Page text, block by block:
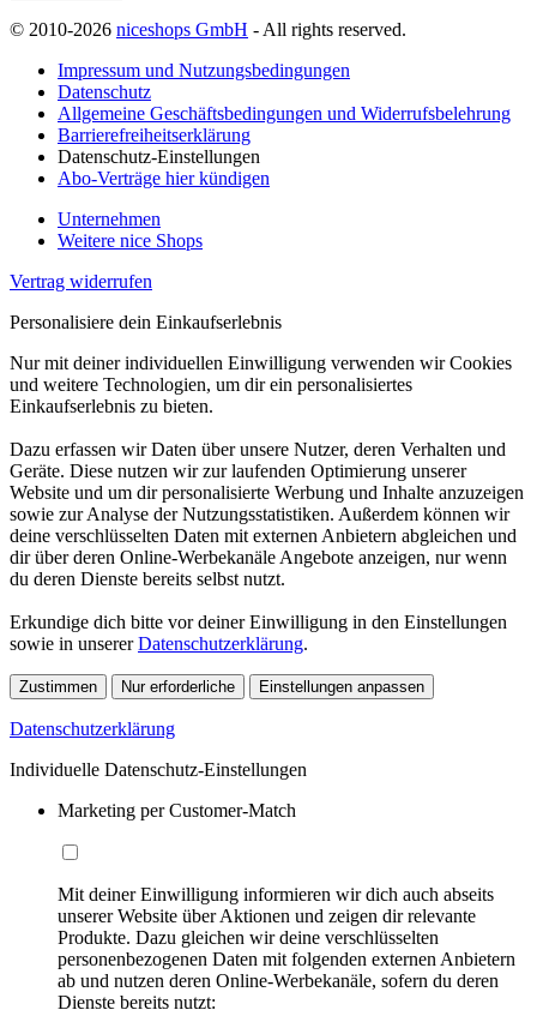
© 2010-2026 niceshops GmbH - All rights reserved.
Impressum und Nutzungsbedingungen
Datenschutz
Allgemeine Geschäftsbedingungen und Widerrufsbelehrung
Barrierefreiheitserklärung
Datenschutz-Einstellungen
Abo-Verträge hier kündigen
Unternehmen
Weitere nice Shops
Vertrag widerrufen
Personalisiere dein Einkaufserlebnis
Nur mit deiner individuellen Einwilligung verwenden wir Cookies
und weitere Technologien, um dir ein personalisiertes
Einkaufserlebnis zu bieten.
Dazu erfassen wir Daten über unsere Nutzer, deren Verhalten und
Geräte. Diese nutzen wir zur laufenden Optimierung unserer
Website und um dir personalisierte Werbung und Inhalte anzuzeigen
sowie zur Analyse der Nutzungsstatistiken. Außerdem können wir
deine verschlüsselten Daten mit externen Anbietern abgleichen und
dir über deren Online-Werbekanäle Angebote anzeigen, nur wenn
du deren Dienste bereits selbst nutzt.
Erkundige dich bitte vor deiner Einwilligung in den Einstellungen
sowie in unsererDatenschutzerklärung.
Zustimmen Nur erforderliche Einstellungen anpassen
Datenschutzerklärung
Individuelle Datenschutz-Einstellungen
Marketing per Customer-Match
Mit deiner Einwilligung informieren wir dich auch abseits
unserer Website über Aktionen und zeigen dir relevante
Produkte. Dazu gleichen wir deine verschlüsselten
personenbezogenen Daten mit folgenden externen Anbietern
ab und nutzen deren Online-Werbekanäle, sofern du deren
Dienste bereits nutzt: